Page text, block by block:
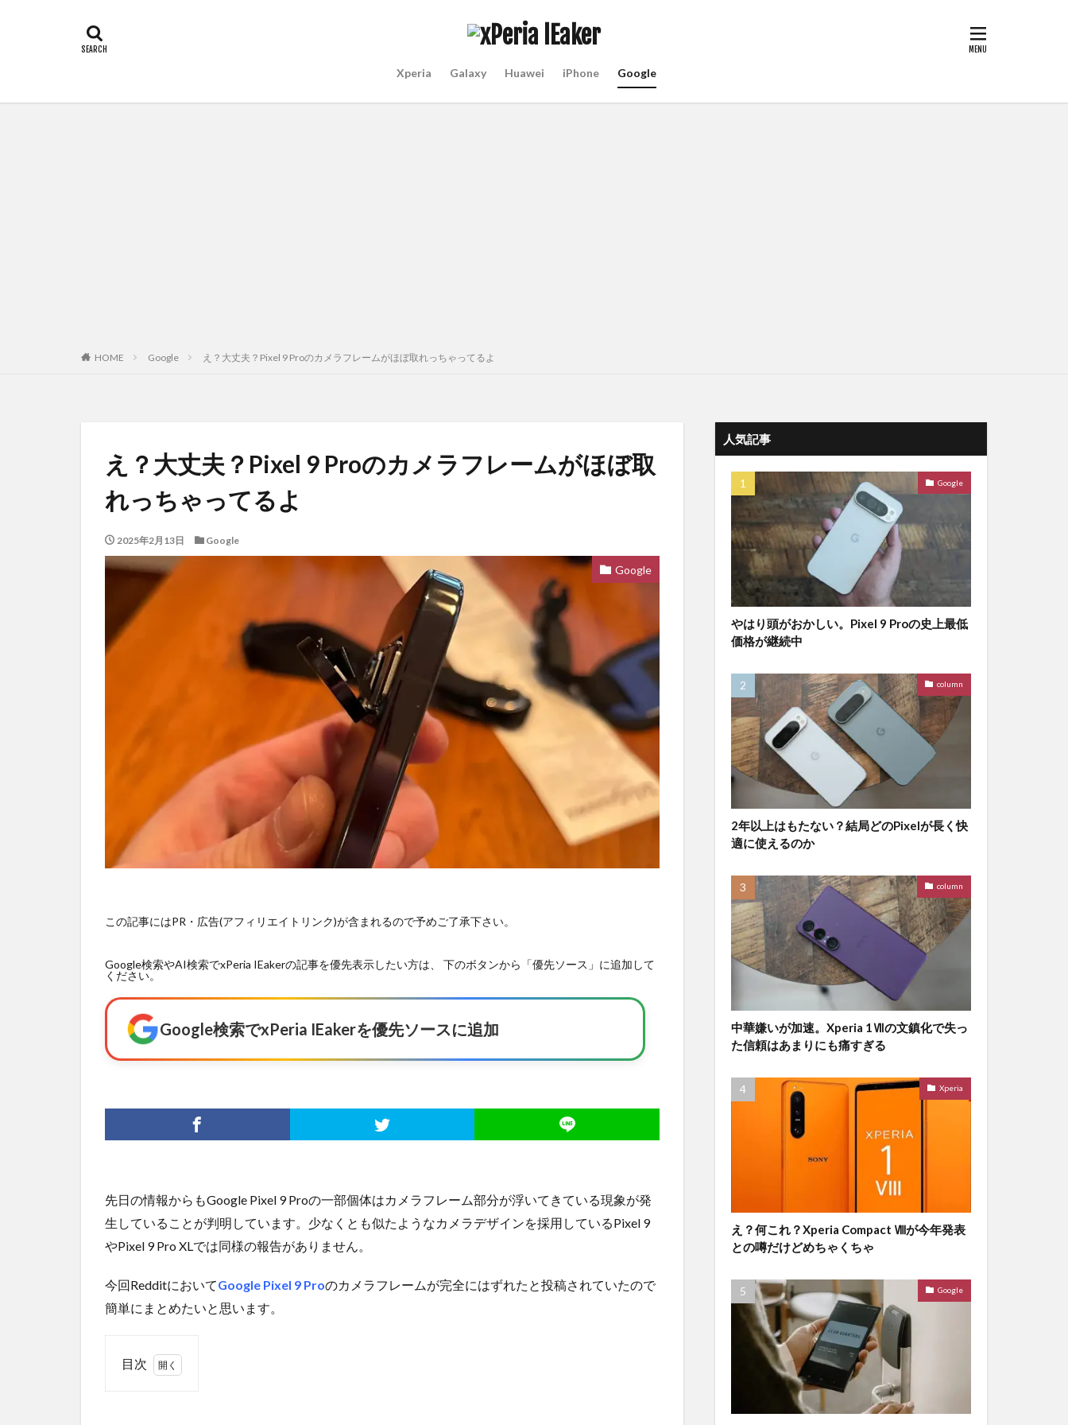
Xperia Galaxy Huawei iPhone Google
HOME Google え？大丈夫？Pixel 9 Proのカメラフレームがほぼ取れっちゃってるよ
え？大丈夫？Pixel 9 Proのカメラフレームがほぼ取
れっちゃってるよ
2025年2月13日 Google
Google
この記事にはPR・広告(アフィリエイトリンク)が含まれるので予めご了承下さい。
Google検索やAI検索でxPeria IEakerの記事を優先表示したい方は、 下のボタンから「優先ソース」に追加して
ください。
Google検索でxPeria IEakerを優先ソースに追加
先日の情報からもGoogle Pixel 9 Proの一部個体はカメラフレーム部分が浮いてきている現象が発
生していることが判明しています。少なくとも似たようなカメラデザインを採用しているPixel 9
やPixel 9 Pro XLでは同様の報告がありません。
今回RedditにおいてGoogle Pixel 9 Proのカメラフレームが完全にはずれたと投稿されていたので
簡単にまとめたいと思います。
目次
人気記事
Google
やはり頭がおかしい。Pixel 9 Proの史上最低
価格が継続中
column
2年以上はもたない？結局どのPixelが長く快
適に使えるのか
column
中華嫌いが加速。Xperia 1Ⅶの文鎮化で失っ
た信頼はあまりにも痛すぎる
Xperia
え？何これ？Xperia Compact Ⅷが今年発表
との噂だけどめちゃくちゃ
Google